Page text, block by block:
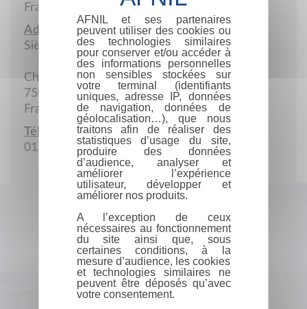
France
Adresse :
Siège social
Chez Gérald Stehr. 290, rue de Charenton
75012 Paris
France
Téléphone :
01.43.45.82.26
AFNIL et ses partenaires
peuvent utiliser des cookies ou
des technologies similaires
pour conserver et/ou accéder à
des informations personnelles
non sensibles stockées sur
votre terminal (identifiants
uniques, adresse IP, données
de navigation, données de
géolocalisation…), que nous
traitons afin de réaliser des
statistiques d’usage du site,
produire des données
d’audience, analyser et
améliorer l’expérience
utilisateur, développer et
améliorer nos produits.
A l’exception de ceux
nécessaires au fonctionnement
du site ainsi que, sous
certaines conditions, à la
mesure d’audience, les cookies
et technologies similaires ne
peuvent être déposés qu’avec
votre consentement.